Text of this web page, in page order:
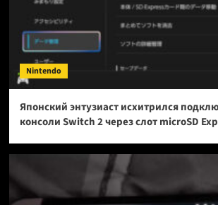
Nintendo
Японский энтузиаст исхитрился
консоли Switch 2 через слот microSD